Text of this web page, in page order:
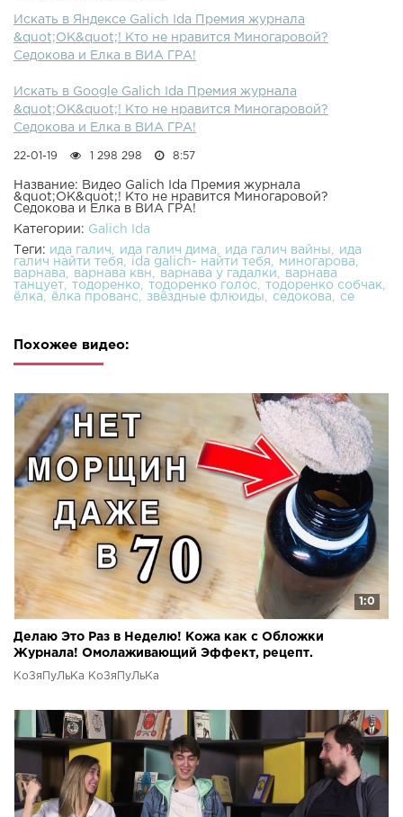
Искать в Яндексе Galich Ida Премия журнала
&quot;ОК&quot;! Кто не нравится Миногаровой?
Седокова и Елка в ВИА ГРА!
Искать в Google Galich Ida Премия журнала
&quot;ОК&quot;! Кто не нравится Миногаровой?
Седокова и Елка в ВИА ГРА!
22-01-19 1 298 298 8:57
Название: Видео Galich Ida Премия журнала
&quot;ОК&quot;! Кто не нравится Миногаровой?
Седокова и Елка в ВИА ГРА!
Категории: Galich Ida
Теги: ида галич ида галич дима ида галич вайны
ида
галич найти тебя
ida galich- найти тебя
миногарова
варнава
варнава квн варнава у гадалки
варнава
танцует
тодоренко тодоренко голос
тодоренко собчак
ёлка
ёлка прованс звёздные флюиды седокова се
Похожее видео:
1:0
Делаю Это Раз в Неделю! Кожа как с Обложки
Журнала! Омолаживающий Эффект, рецепт.
КоЗяПуЛьКа КоЗяПуЛьКа